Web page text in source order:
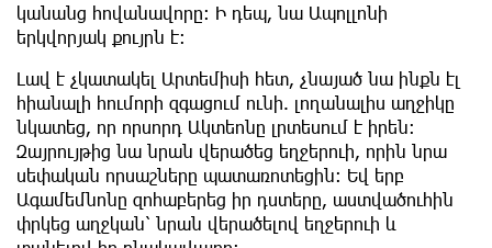
կանանց հովանավորը: Ի դեպ, նա Ապոլլոնի
երկվորյակ քույրն է:
Լավ է չկատակել Արտեմիսի հետ, չնայած նա ինքն էլ
հիանալի հումորի զգացում ունի. լողանալիս աղջիկը
նկատեց, որ որսորդ Ակտեոնը լրտեսում է իրեն:
Զայրույթից նա նրան վերածեց եղջերուի, որին նրա
սեփական որսաշները պատառոտեցին։ Եվ երբ
Ագամեմնոնը զոհաբերեց իր դստերը, աստվածուհին
փրկեց աղջկան՝ նրան վերածելով եղջերուի և